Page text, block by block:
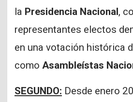
la Presidencia Nacional,
representantes electos
en una votación histórica
como Asambleístas
SEGUNDO: Desde enero